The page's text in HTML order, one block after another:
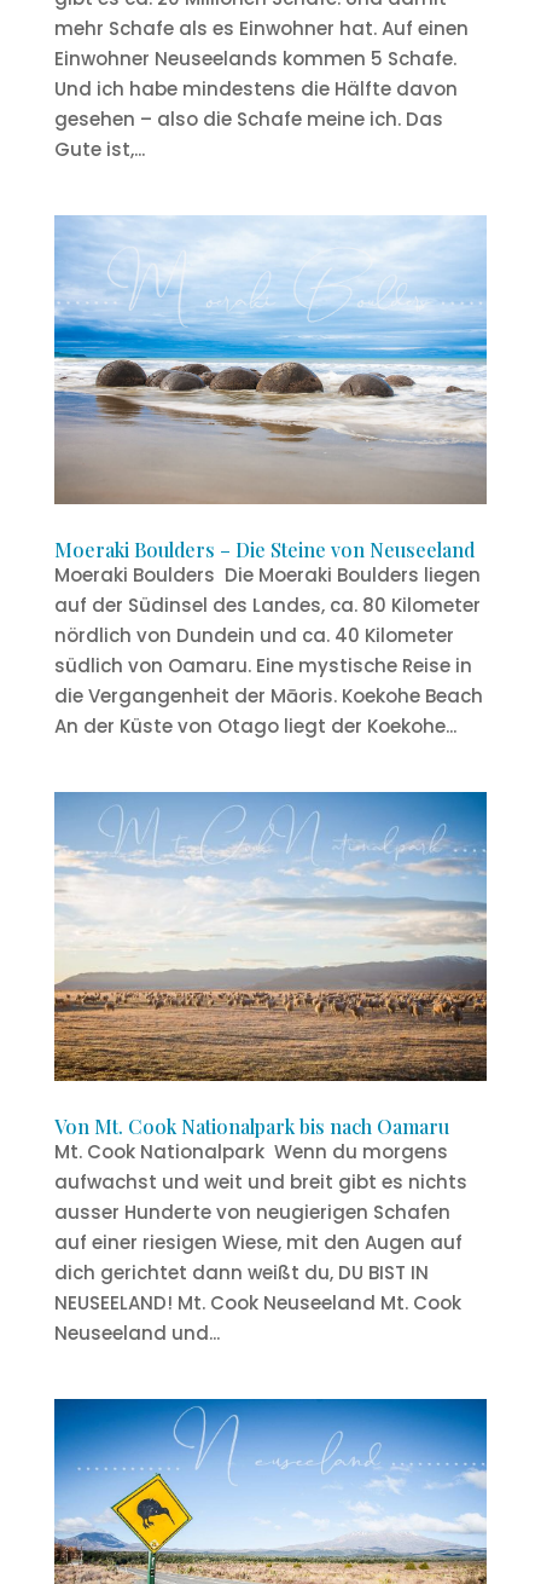
mehr Schafe als es Einwohner hat. Auf einen
Einwohner Neuseelands kommen 5 Schafe.
Und ich habe mindestens die Hälfte davon
gesehen – also die Schafe meine ich. Das
Gute ist,...
Moeraki Boulders – Die Steine von Neuseeland
Moeraki Boulders Die Moeraki Boulders liegen
auf der Südinsel des Landes, ca. 80 Kilometer
nördlich von Dundein und ca. 40 Kilometer
südlich von Oamaru. Eine mystische Reise in
die Vergangenheit der Māoris. Koekohe Beach
An der Küste von Otago liegt der Koekohe...
Von Mt. Cook Nationalpark bis nach Oamaru
Mt. Cook Nationalpark Wenn du morgens
aufwachst und weit und breit gibt es nichts
ausser Hunderte von neugierigen Schafen
auf einer riesigen Wiese, mit den Augen auf
dich gerichtet dann weißt du, DU BIST IN
NEUSEELAND! Mt. Cook Neuseeland Mt. Cook
Neuseeland und...